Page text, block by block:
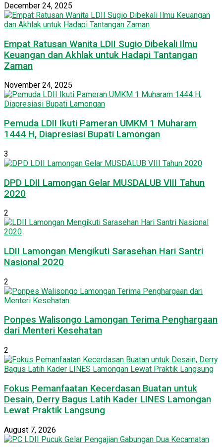
December 24, 2025
Empat Ratusan Wanita LDII Sugio Dibekali Ilmu
Keuangan dan Akhlak untuk Hadapi Tantangan
Zaman
November 24, 2025
Pemuda LDII Ikuti Pameran UMKM 1 Muharam
1444 H, Diapresiasi Bupati Lamongan
3
DPD LDII Lamongan Gelar MUSDALUB VIII Tahun
2020
2
LDII Lamongan Mengikuti Sarasehan Hari Santri
Nasional 2020
2
Ponpes Walisongo Lamongan Terima Penghargaan
dari Menteri Kesehatan
2
Fokus Pemanfaatan Kecerdasan Buatan untuk
Desain, Derry Bagus Latih Kader LINES Lamongan
Lewat Praktik Langsung
August 7, 2026